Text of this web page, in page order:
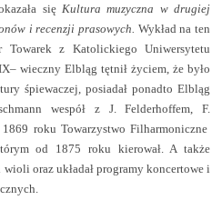
się Kultura muzyczna w drugiej
i recenzji prasowych. Wykład na ten
Towarek z Katolickiego Uniwersytetu
wieczny Elbląg tętnił życiem, że było
śpiewaczej, posiadał ponadto Elbląg
wespół z J. Felderhoffem, F.
roku Towarzystwo Filharmoniczne
od 1875 roku kierował. A także
oraz układał programy koncertowe i